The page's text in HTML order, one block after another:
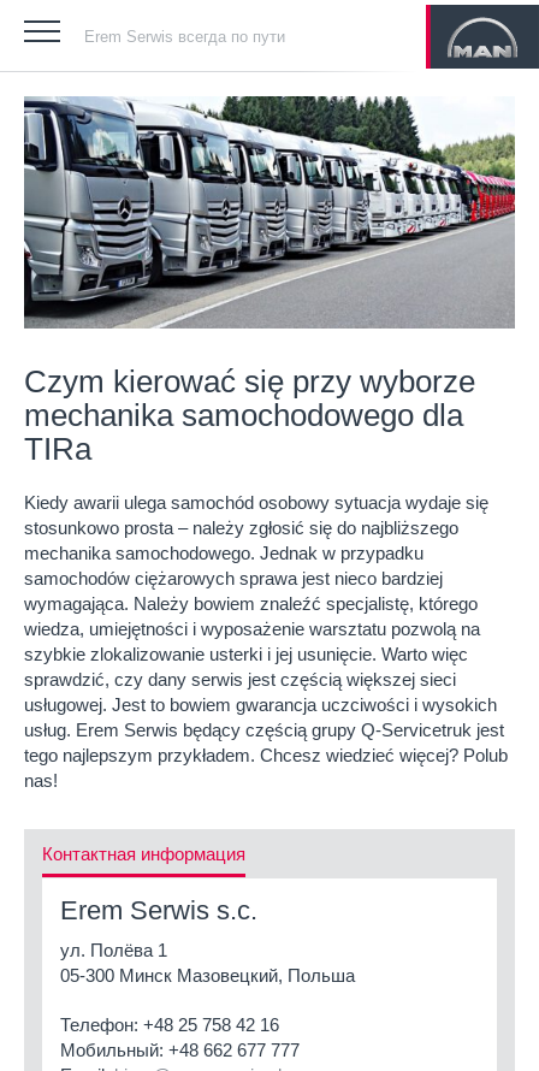
Erem Serwis всегда по пути
Czym kierować się przy wyborze
mechanika samochodowego dla
TIRa
Kiedy awarii ulega samochód osobowy sytuacja wydaje się
stosunkowo prosta – należy zgłosić się do najbliższego
mechanika samochodowego. Jednak w przypadku
samochodów ciężarowych sprawa jest nieco bardziej
wymagająca. Należy bowiem znaleźć specjalistę, którego
wiedza, umiejętności i wyposażenie warsztatu pozwolą na
szybkie zlokalizowanie usterki i jej usunięcie. Warto więc
sprawdzić, czy dany serwis jest częścią większej sieci
usługowej. Jest to bowiem gwarancja uczciwości i wysokich
usług. Erem Serwis będący częścią grupy Q-Servicetruk jest
tego najlepszym przykładem. Chcesz wiedzieć więcej? Polub
nas!
Контактная информация
Erem Serwis s.c.
ул. Полёва 1
05-300 Минск Мазовецкий, Польша
Телефон: +48 25 758 42 16
Мобильный: +48 662 677 777